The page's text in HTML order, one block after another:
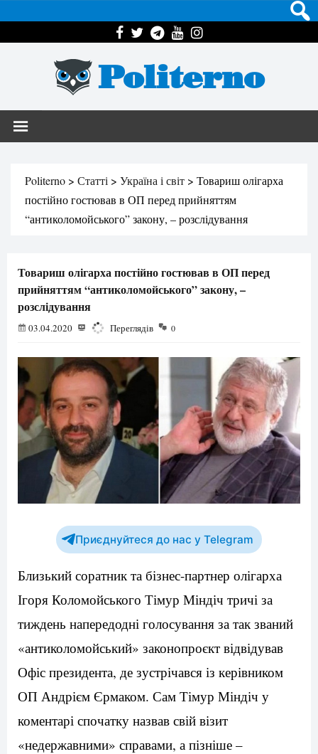
Politerno
Politerno > Статті > Україна і світ > Товариш олігарха
постійно гостював в ОП перед прийняттям
“антиколомойського” закону, – розслідування
Товариш олігарха постійно гостював в ОП перед
прийняттям “антиколомойського” закону, –
розслідування
03.04.2020 1698 Переглядів 0
Приєднуйтеся до нас у Telegram
Близький соратник та бізнес-партнер олігарха
Ігоря Коломойського Тімур Міндіч тричі за
тиждень напередодні голосування за так званий
«антиколомойський» законопроєкт відвідував
Офіс президента, де зустрічався із керівником
ОП Андрієм Єрмаком. Сам Тімур Міндіч у
коментарі спочатку назвав свій візит
«недержавними» справами, а пізніше –